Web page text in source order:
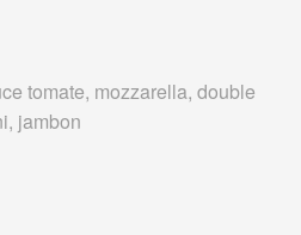
tomate, mozzarella, double
jambon